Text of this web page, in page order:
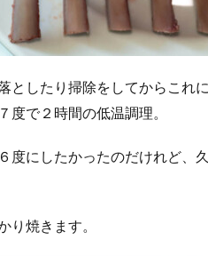
としたり掃除をしてからこれ
度で２時間の低温調理。
度にしたかったのだけれど、
り焼きます。